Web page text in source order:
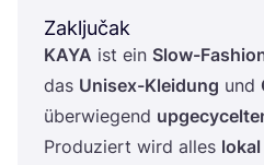
Zaključak
KAYA ist ein Slow-
das Uni­sex-Kle­idung und
überwi­egend
Pro­du­zi­ert wird alles